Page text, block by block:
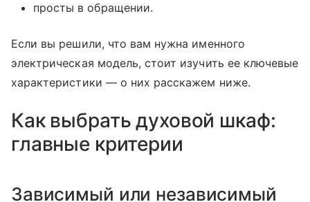
просты в обращении.
Если вы решили, что вам нужна именного
электрическая модель, стоит изучить ее ключевые
характеристики — о них расскажем ниже.
Как выбрать духовой шкаф:
главные критерии
Зависимый или независимый